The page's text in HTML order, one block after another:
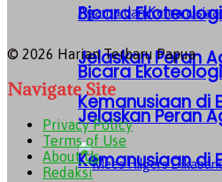
Bicara
Jelaskan Peran
Kemanusiaan di
Bicara
Jelaskan Peran
Kemanusiaan di
© 2026 Harian Terbaru Papua
Navigate Site
Privacy Policy
Terms of Use
About Us
Redaksi